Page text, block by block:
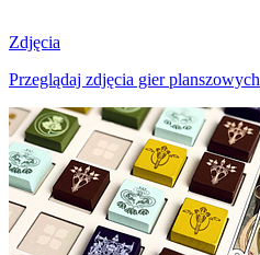
Zdjęcia
Przeglądaj zdjęcia gier planszowych